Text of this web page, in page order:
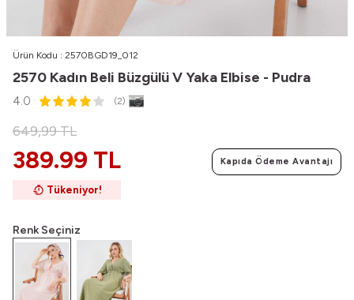
Ürün Kodu : 2570BGD19_012
2570 Kadın Beli Büzgülü V Yaka Elbise - Pudra
4.0 (2)
649,99TL
389.99 TL
Tükeniyor!
Kapıda Ödeme Avantajı
Renk Seçiniz